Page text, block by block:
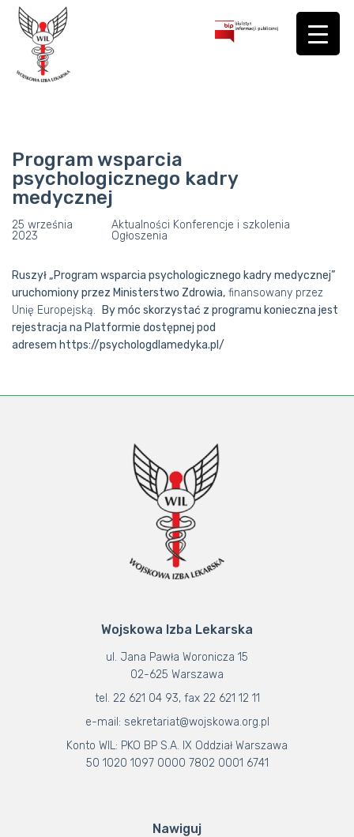
Program wsparcia
psychologicznego kadry
medycznej
25 września
2023
Aktualności Konferencje i szkolenia
Ogłoszenia
Ruszył „Program wsparcia psychologicznego kadry medycznej”
uruchomiony przez Ministerstwo Zdrowia, finansowany przez
Unię Europejską.
By móc skorzystać z programu konieczna jest
rejestracja na Platformie dostępnej pod
adresem https://psychologdlamedyka.pl/
Wojskowa Izba Lekarska
ul. Jana Pawła Woronicza 15
02-625 Warszawa
tel. 22 621 04 93, fax 22 621 12 11
e-mail: sekretariat@wojskowa.org.pl
Konto WIL: PKO BP S.A. IX Oddział Warszawa
50 1020 1097 0000 7802 0001 6741
Nawiguj